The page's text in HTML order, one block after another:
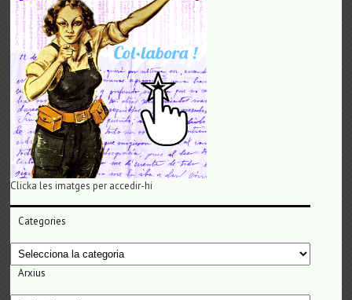
Clicka les imatges per accedir-hi
Categories
Categories
Arxius